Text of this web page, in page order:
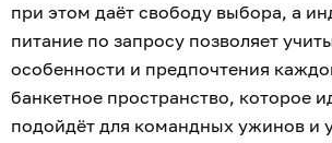
при этом даёт свободу выбора, а
питание по запросу позволяет
особенности и предпочтения
банкетное пространство, которое
подойдёт для командных ужинов и